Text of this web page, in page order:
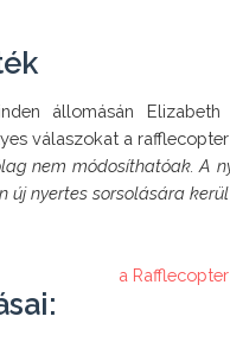
állomásán
nem módosíthatóak. A
új nyertes sorsolására
a